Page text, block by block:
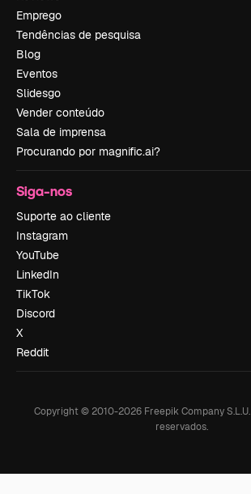
Emprego
Tendências de pesquisa
Blog
Eventos
Slidesgo
Vender conteúdo
Sala de imprensa
Procurando por magnific.ai?
Siga-nos
Suporte ao cliente
Instagram
YouTube
LinkedIn
TikTok
Discord
X
Reddit
Copyright © 2010-2026Freepik Company S.L.U.
reservados.